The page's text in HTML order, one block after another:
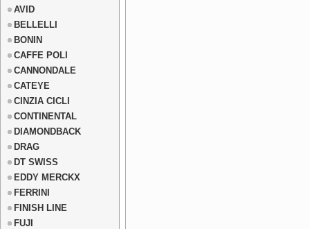
AVID
BELLELLI
BONIN
CAFFE POLI
CANNONDALE
CATEYE
CINZIA CICLI
CONTINENTAL
DIAMONDBACK
DRAG
DT SWISS
EDDY MERCKX
FERRINI
FINISH LINE
FUJI